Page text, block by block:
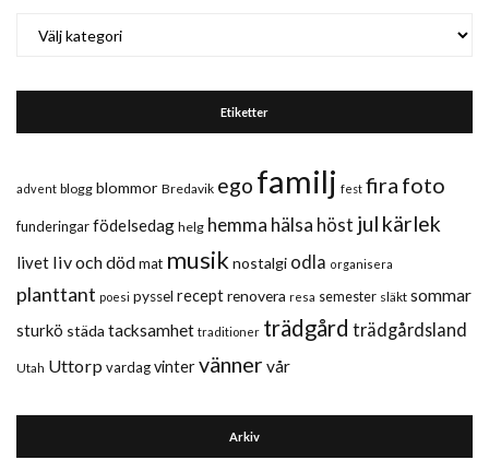
Etiketter
advent blogg blommor Bredavik ego familj fest fira foto
funderingarfödelsedag helg hemma hälsa höst jul kärlek
livet liv och dödmat musik nostalgi odla organisera
planttant poesi pyssel receptrenovera resa semester släkt sommar
sturkö städa tacksamhet traditioner trädgård trädgårdsland
Utah Uttorp vardagvintervänner vår
Arkiv